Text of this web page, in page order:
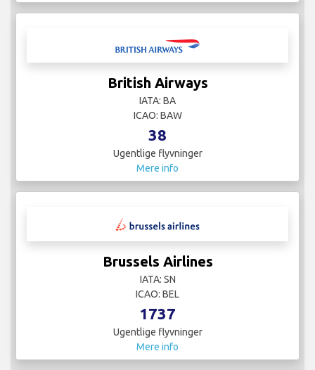
British Airways
IATA: BA
ICAO: BAW
38
Ugentlige flyvninger
Mere info
Brussels Airlines
IATA: SN
ICAO: BEL
1737
Ugentlige flyvninger
Mere info